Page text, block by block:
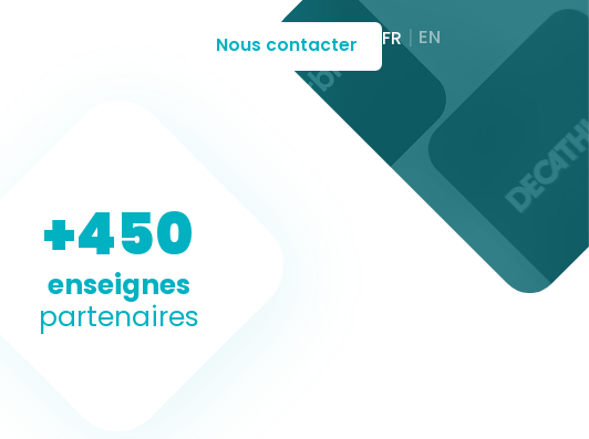
Nous contacter FR EN
+450
enseignes
partenaires